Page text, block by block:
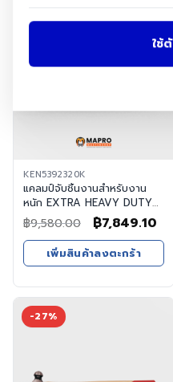
Single-line ใช้
KEN5392320K
แคลมป์จับชิ้นงานสำหรับงาน
หนัก EXTRA HEAVY DUTY
"G" CLAMP - Kennedy, แค
ลมป์จับชิ้นงานสำหรับงานหนัก
12" EXTRA HEAVY DUTY
"G"CLAMP
฿9,580.00
Original
price
was:
฿9,580.00.
฿7,849.10
is:
฿
เพิ่มสินค้าลงตะกร้า
-27%